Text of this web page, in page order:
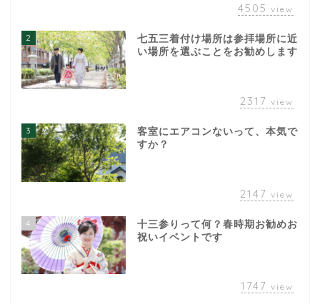
4505 view
2
七五三着付け場所は参拝場所に近
い場所を選ぶことをお勧めします
2317 view
3
客室にエアコンないって、本気で
すか？
2147 view
4
十三参りって何？春時期お勧めお
祝いイベントです
1747 view